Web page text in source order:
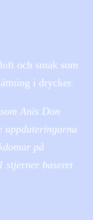
och smak som
i drycker.
Anis Don
uppdateringarna
på
stjerner baseret